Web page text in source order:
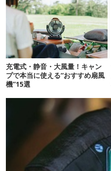
充電式・静音・大風量！キャン
プで本当に使える“おすすめ扇風
機”15選